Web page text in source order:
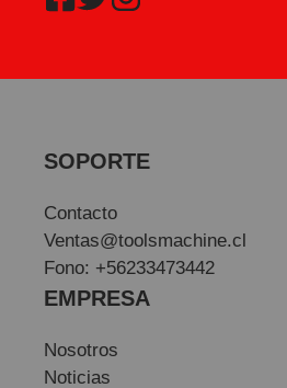
SOPORTE
Contacto
Ventas@toolsmachine.cl
Fono: +56233473442
EMPRESA
Nosotros
Noticias